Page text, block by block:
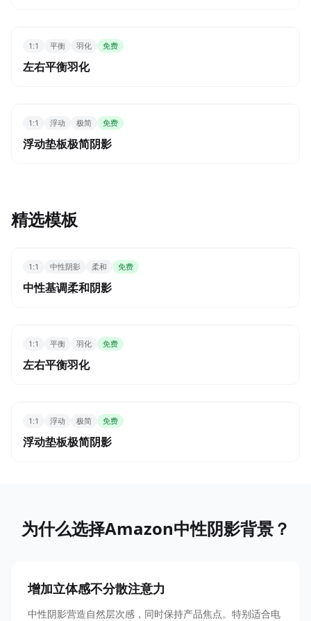
1:1 平衡 羽化 免费
左右平衡羽化
1:1 浮动 极简 免费
浮动垫板极简阴影
精选模板
1:1 中性阴影 柔和 免费
中性基调柔和阴影
1:1 平衡 羽化 免费
左右平衡羽化
1:1 浮动 极简 免费
浮动垫板极简阴影
为什么选择Amazon中性阴影背景？
增加立体感不分散注意力
中性阴影营造自然层次感，同时保持产品焦点。特别适合电